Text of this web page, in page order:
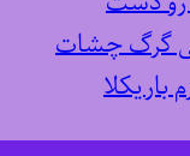
گرگ چشات
باریکلا